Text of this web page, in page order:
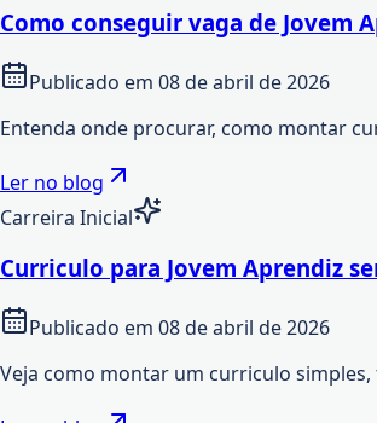
Como conseguir vaga de Jovem
Publicado em 08 de abril de 2026
Entenda onde procurar, como montar
Ler no blog
Carreira Inicial
Curriculo para Jovem Aprendiz
Publicado em 08 de abril de 2026
Veja como montar um curriculo